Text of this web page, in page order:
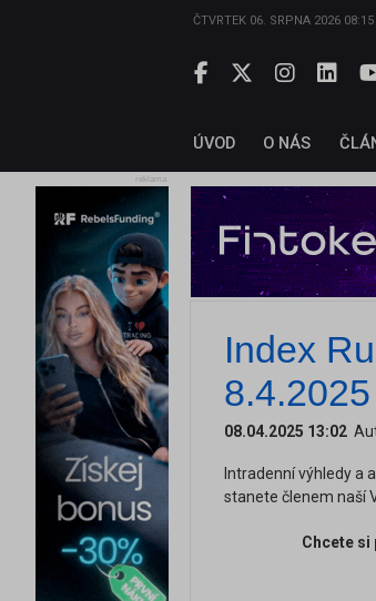
ČTVRTEK 06. SRPNA 2026 08:15
ÚVOD O NÁS
reklama
Index
8.4.2025
08.04.2025 13:02
Intradenní výhledy a
stanete členem naší
Chcete si